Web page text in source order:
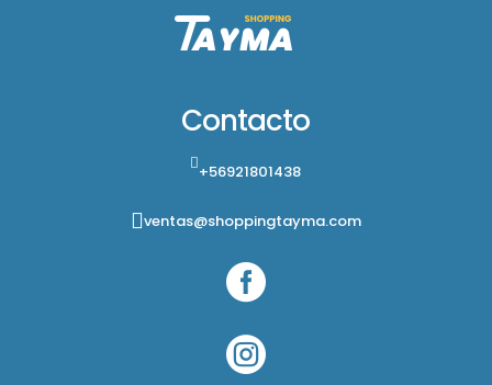
Contacto
+56921801438
ventas@shoppingtayma.com

